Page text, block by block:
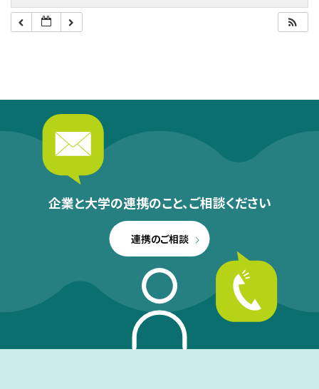
企業と大学の連携のこと、ご相談ください
連携のご相談